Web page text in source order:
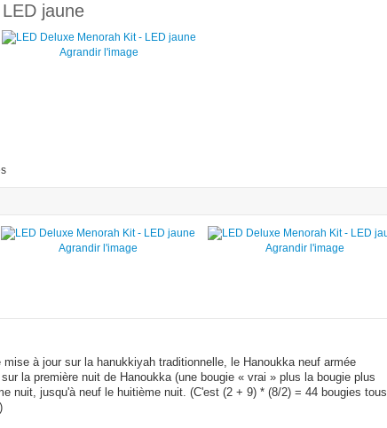
jaune
Agrandir l'image
Agrandir l'image Agrandir l'image
à jour sur la hanukkiyah traditionnelle, le Hanoukka neuf armée
la première nuit de Hanoukka (une bougie « vrai » plus la bougie plus
nuit, jusqu'à neuf le huitième nuit. (C'est (2 + 9) * (8/2) = 44 bougies tous